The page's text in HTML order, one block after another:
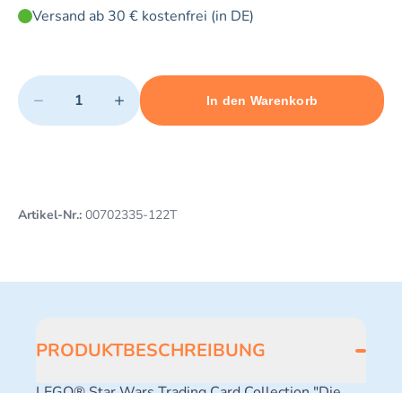
Versand ab 30 € kostenfrei (in DE)
Quantity
− +
Minimum quantity: 1 Maximum quantity: 3
In den Warenkorb
Add 1 item to cart
Artikel-Nr.: 00702335-122T
PRODUKTBESCHREIBUNG